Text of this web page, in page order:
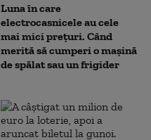
Luna în care
electrocasnicele au cele
mai mici prețuri. Când
merită să cumperi o mașină
de spălat sau un frigider